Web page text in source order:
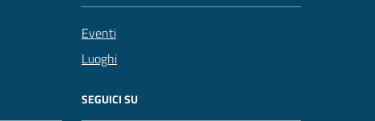
Eventi
Luoghi
SEGUICI SU